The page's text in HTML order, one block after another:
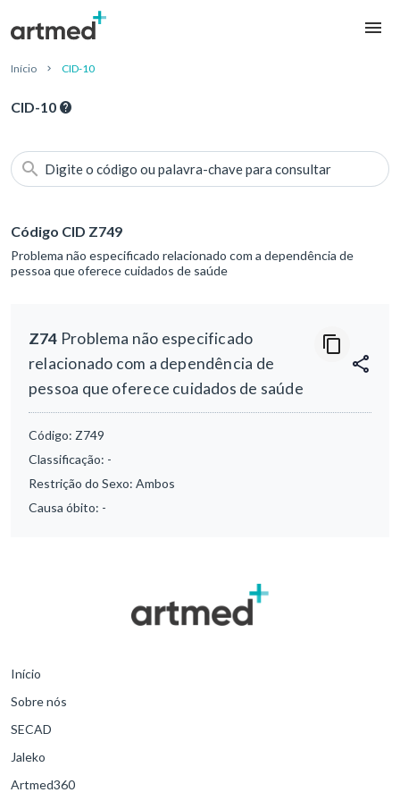
Início CID-10
CID-10
Digite o código ou palavra-chave para consultar
Código CID Z749
Problema não especificado relacionado com a dependência de
pessoa que oferece cuidados de saúde
Z74 Problema não especificado
relacionado com a dependência de
pessoa que oferece cuidados de saúde
Código: Z749
Classificação: -
Restrição do Sexo: Ambos
Causa óbito: -
Início
Sobre nós
SECAD
Jaleko
Artmed360